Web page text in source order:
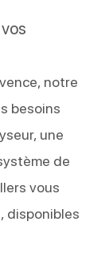
notre
besoins
une
de
vous
disponibles